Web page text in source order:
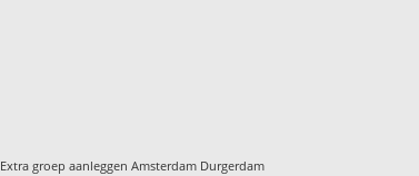
Extra groep aanleggen Amsterdam Durgerdam